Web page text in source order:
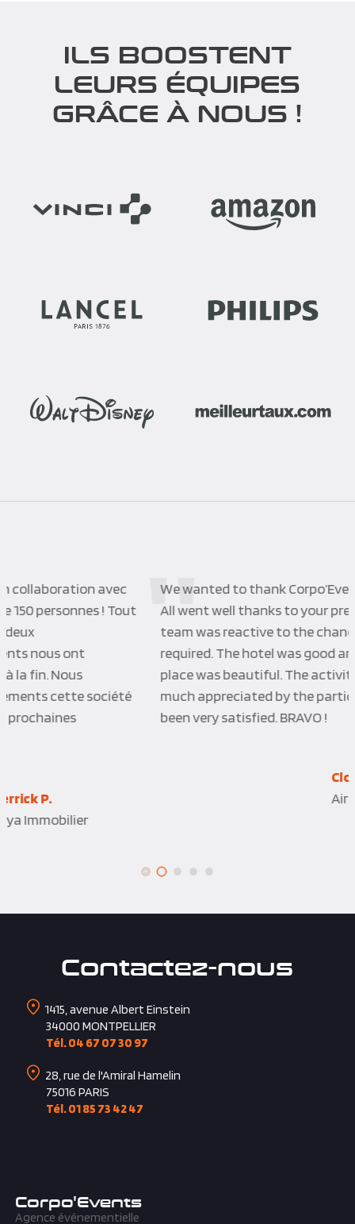
ILS BOOSTENT
LEURS ÉQUIPES
GRÂCE À NOUS !
We wanted to thank Corpo’Events for the job done.
All went well thanks to your preparation and the
team was reactive to the changes and adaptation
required. The hotel was good and reactive too. The
place was beautiful. The activities were also very
much appreciated by the participants. People have
been very satisfied. BRAVO !
Contactez-nous
34000MONTPELLIER
Tél. 04 67 07 30 97
75016PARIS
Tél. 01 85 73 42 47
Agence événementielle